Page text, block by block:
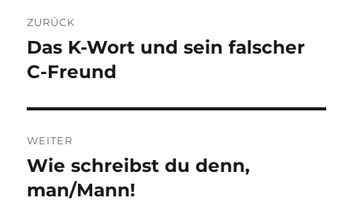
ZURÜCK
Vorheriger
Beitrag:
Das K-Wort und sein falscher
C-Freund
WEITER
Nächster
Beitrag:
Wie schreibst du denn,
man/Mann!